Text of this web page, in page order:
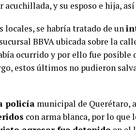
acuchillada, y su esposo e hija,
locales, se habría tratado de un
BBVA ubicada sobre la
ocurrido y por ello fue posible
estos últimos no pudieron
policía municipal de Querétaro,
con arma blanca, por lo que